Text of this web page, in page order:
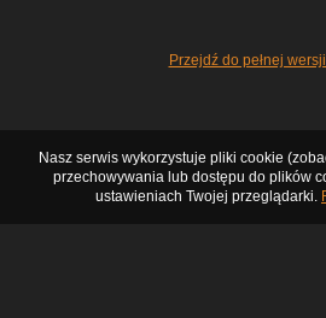
Przejdź do pełnej
Nasz serwis wykorzystuje pliki cookie
przechowywania lub dostępu do plików
ustawieniach Twojej przeglądarki.